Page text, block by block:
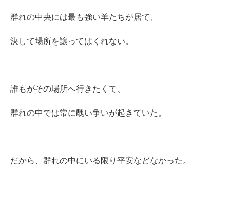
群れの中央には最も強い羊たちが居て、
決して場所を譲ってはくれない。
誰もがその場所へ行きたくて、
群れの中では常に醜い争いが起きていた。
だから、群れの中にいる限り平安などなかった。